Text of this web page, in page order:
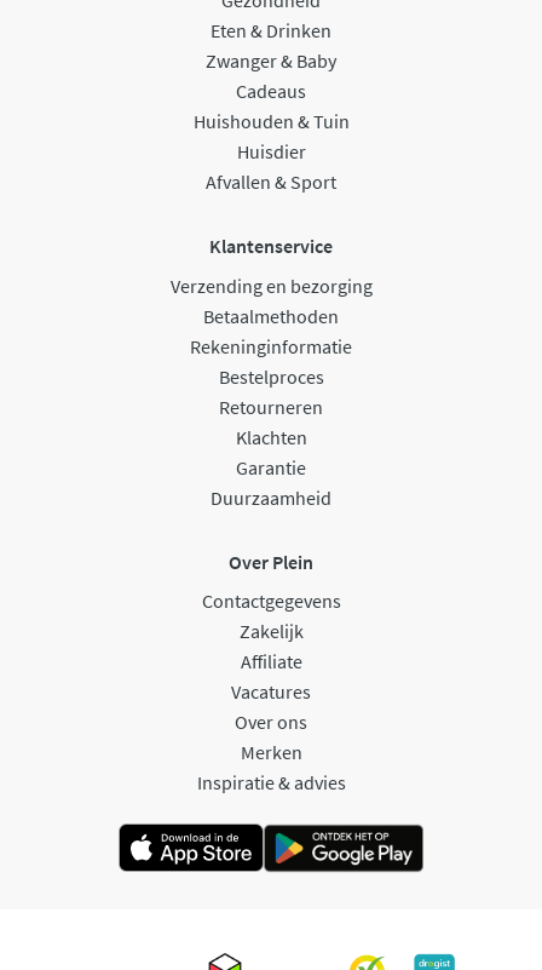
Eten & Drinken
Zwanger & Baby
Cadeaus
Huishouden & Tuin
Huisdier
Afvallen & Sport
Klantenservice
Verzending en bezorging
Betaalmethoden
Rekeninginformatie
Bestelproces
Retourneren
Klachten
Garantie
Duurzaamheid
Over Plein
Contactgegevens
Zakelijk
Affiliate
Vacatures
Over ons
Merken
Inspiratie & advies